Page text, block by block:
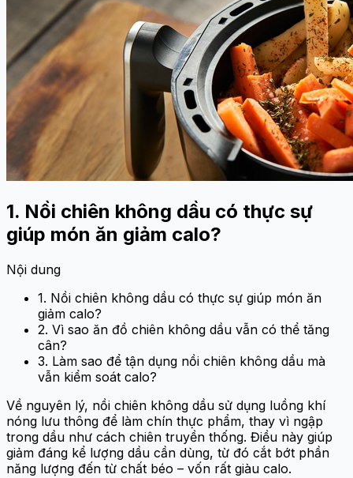
1. Nồi chiên không dầu có thực sự
giúp món ăn giảm calo?
Nội dung
1. Nồi chiên không dầu có thực sự giúp món ăn
giảm calo?
2. Vì sao ăn đồ chiên không dầu vẫn có thể tăng
cân?
3. Làm sao để tận dụng nồi chiên không dầu mà
vẫn kiểm soát calo?
Về nguyên lý, nồi chiên không dầu sử dụng luồng khí
nóng lưu thông để làm chín thực phẩm, thay vì ngập
trong dầu như cách chiên truyền thống. Điều này giúp
giảm đáng kể lượng dầu cần dùng, từ đó cắt bớt phần
năng lượng đến từ chất béo – vốn rất giàu calo.